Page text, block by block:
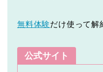
無料体験だけ使って解
公式サイト